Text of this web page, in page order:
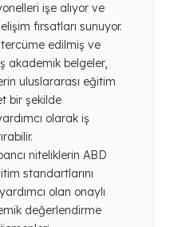
işe alıyor ve
fırsatları sunuyor.
edilmiş ve
akademik belgeler,
uluslararası eğitim
bir şekilde
olarak iş
niteliklerin ABD
standartlarını
olan onaylı
değerlendirme